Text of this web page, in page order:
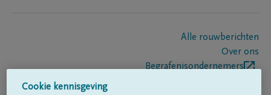
Alle rouwberichten
Over ons
Begrafenisondernemers
Cookie kennisgeving